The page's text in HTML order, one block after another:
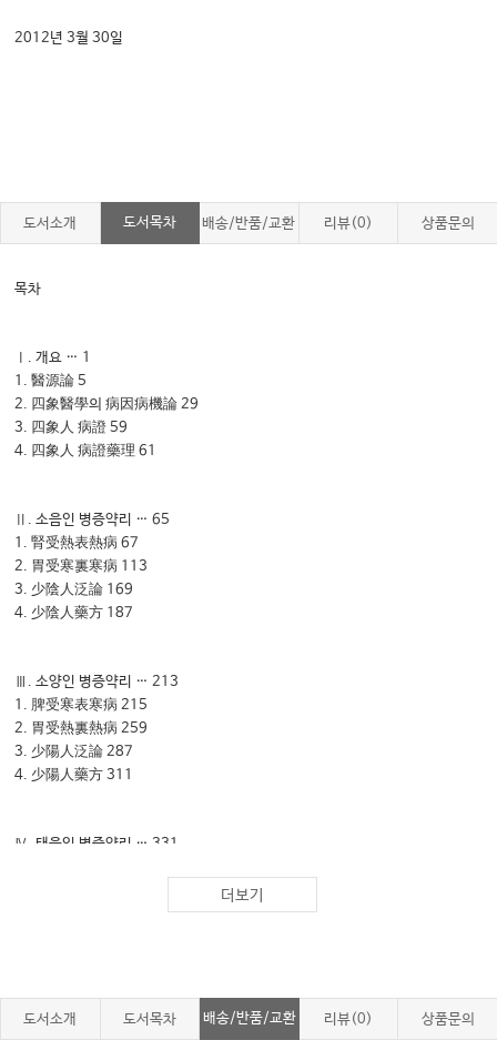
2012년 3월 30일
도서소개 도서목차 배송/반품/교환 리뷰(0) 상품문의
목차
Ⅰ. 개요 … 1
1. 醫源論 5
2. 四象醫學의 病因病機論 29
3. 四象人 病證 59
4. 四象人 病證藥理 61
Ⅱ. 소음인 병증약리 … 65
1. 腎受熱表熱病 67
2. 胃受寒裏寒病 113
3. 少陰人泛論 169
4. 少陰人藥方 187
Ⅲ. 소양인 병증약리 … 213
1. 脾受寒表寒病 215
2. 胃受熱裏熱病 259
3. 少陽人泛論 287
4. 少陽人藥方 311
Ⅳ. 태음인 병증약리 … 331
1. 外感腰脊病 409
더보기
도서소개 도서목차 배송/반품/교환 리뷰(0) 상품문의